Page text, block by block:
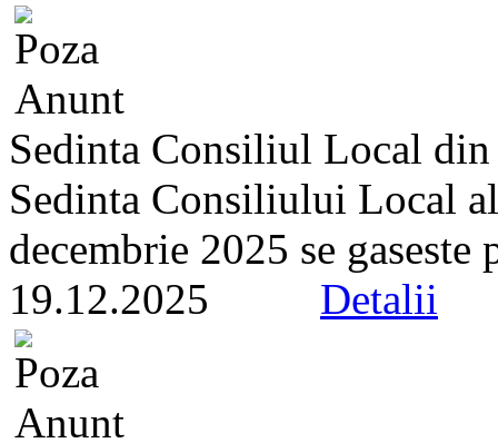
Sedinta Consiliul Local
Sedinta Consiliului Local
decembrie 2025 se
19.12.2025 Detalii